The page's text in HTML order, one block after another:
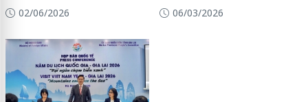
02/06/2026
06/03/2026